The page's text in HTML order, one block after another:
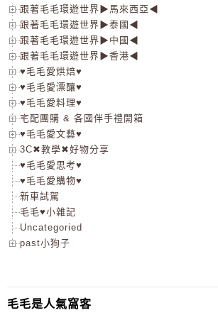
跟著毛毛環遊世界▶馬來西亞◀
跟著毛毛環遊世界▶泰國◀
跟著毛毛環遊世界▶中國◀
跟著毛毛環遊世界▶香港◀
♥毛毛愛烘焙♥
♥毛毛愛漂釀♥
♥毛毛愛料理♥
宅配團購 & 各國伴手禮開箱
♥毛毛愛文藝♥
3C✖教學✖好物分享
♥毛毛愛思考♥
♥毛毛愛購物♥
新車試駕
毛毛♥小雜記
Uncategoried
past小狗子
毛毛是人氣窩客